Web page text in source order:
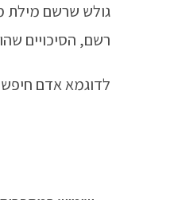
גולש שרשם מילת
רשם, הסיכויים
לדוגמא אדם חיפש